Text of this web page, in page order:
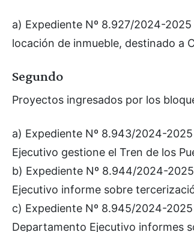
a) Expediente Nº 8.927/2024-
locación de inmueble, destinado a
Segundo
Proyectos ingresados por los
a) Expediente Nº 8.943/2024-2025
Ejecutivo gestione el Tren de los
b) Expediente Nº 8.944/2024-
Ejecutivo informe sobre
c) Expediente Nº 8.945/2024-2025
Departamento Ejecutivo informes